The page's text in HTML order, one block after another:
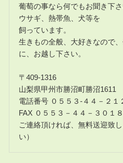
葡萄の事なら何でもお聞き下さ
ウサギ、熱帯魚、犬等を
飼っています。
生きもの全般、大好きなので
に、お越し下さい。
〒409-1316
山梨県甲州市勝沼町勝沼1611
電話番号 ０５５３-４４－２１
FAX ０５５３－４４－３０１８
ご連絡頂ければ、無料送迎致
い）